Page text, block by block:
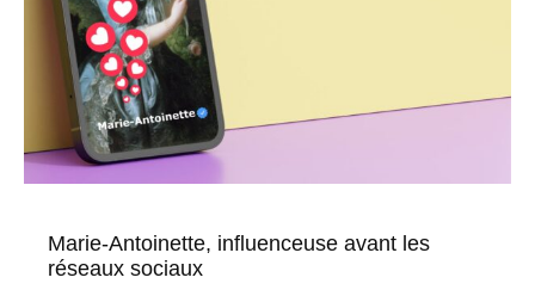
Marie-Antoinette, influenceuse avant les
réseaux sociaux